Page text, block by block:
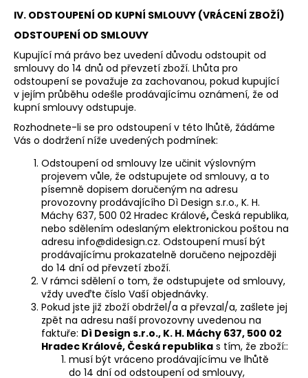
IV. ODSTOUPENÍ OD KUPNÍ SMLOUVY (VRÁCENÍ ZBOŽÍ)
ODSTOUPENÍ OD SMLOUVY
Kupující má právo bez uvedení důvodu odstoupit od
smlouvy do 14 dnů od převzetí zboží. Lhůta pro
odstoupení se považuje za zachovanou, pokud kupující
v jejím průběhu odešle prodávajícímu oznámení, že od
kupní smlouvy odstupuje.
Rozhodnete-li se pro odstoupení v této lhůtě, žádáme
Vás o dodržení níže uvedených podmínek:
Odstoupení od smlouvy lze učinit výslovným
projevem vůle, že odstupujete od smlouvy, a to
písemně dopisem doručeným na adresu
provozovny prodávajícího Dì Design s.r.o., K. H.
Máchy 637, 500 02 Hradec Králové,Česká republika,
nebo sdělením odeslaným elektronickou poštou na
adresu info@didesign.cz. Odstoupení musí být
prodávajícímu prokazatelně doručeno nejpozději
do 14 dní od převzetí zboží.
V rámci sdělení o tom, že odstupujete od smlouvy,
vždy uveďte číslo Vaší objednávky.
Pokud jste již zboží obdržel/a a převzal/a, zašlete jej
zpět na adresu naší provozovny uvedenou na
faktuře: Dì Design s.r.o., K. H. Máchy 637, 500 02
Hradec Králové, Česká republika s tím, že zboží::
musí být vráceno prodávajícímu ve lhůtě
do 14 dní od odstoupení od smlouvy,